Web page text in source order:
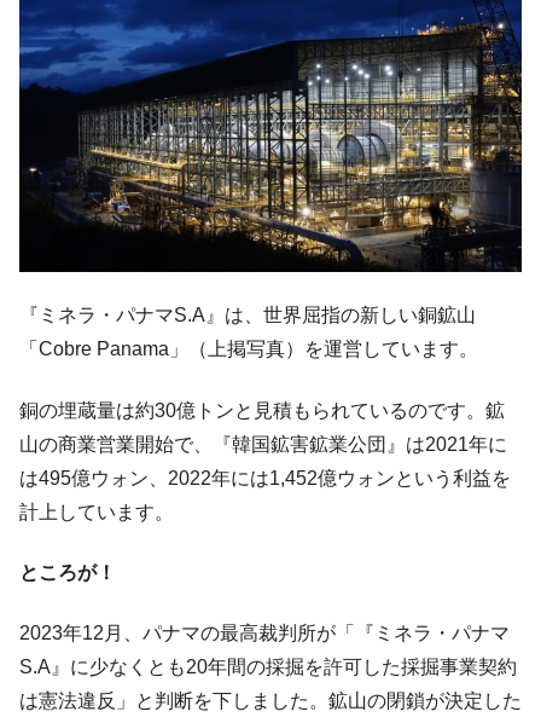
発。
『Money1』
韓国政府「ニセＫ-ブランドを通報しようキ
ャンペーン」⇒ あの名物教授も登場！
『Money1』
韓国「橋が落ちました」⇒ 耐久性「なさす
ぎ」では。
『Money1』
韓国鉄鋼最大手『POSCO』ズブズブ沈む。
営業利益80.2％も減少
米国下院「韓国の公務員個人をターゲット
する差別。許してはおかぬ
『Money1』
韓国ボンクラ政策室長･金容範、株価暴落に
Fact1
日本の誇る海洋資源調査船『白嶺』は先進技術の
塊！
Fact1
夏の甲子園、優勝校を最も多く輩出している都道
府県とは？
Fact1
全て勝つといくら？ 競馬GI競走で勝利騎手がもら
える賞金とは？
Fact1 平成仮面ライダーの意外すぎるモチーフとは？
『ミネラ・パナマS.A』は、世界屈指の新しい銅鉱山
「Cobre Panama」（上掲写真）を運営しています。
銅の埋蔵量は約30億トンと見積もられているのです。鉱
山の商業営業開始で、『韓国鉱害鉱業公団』は2021年に
は495億ウォン、2022年には1,452億ウォンという利益を
計上しています。
ところが！
2023年12月、パナマの最高裁判所が「『ミネラ・パナマ
S.A』に少なくとも20年間の採掘を許可した採掘事業契約
は憲法違反」と判断を下しました。鉱山の閉鎖が決定した